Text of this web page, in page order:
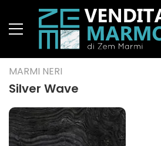
MARMI NERI
Silver Wave